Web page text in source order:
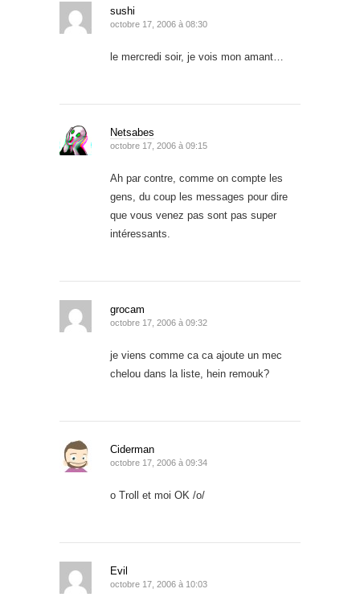
sushi
octobre 17, 2006 à 08:30
le mercredi soir, je vois mon amant…
Netsabes
octobre 17, 2006 à 09:15
Ah par contre, comme on compte les
gens, du coup les messages pour dire
que vous venez pas sont pas super
intéressants.
grocam
octobre 17, 2006 à 09:32
je viens comme ca ca ajoute un mec
chelou dans la liste, hein remouk?
Ciderman
octobre 17, 2006 à 09:34
o Troll et moi OK /o/
Evil
octobre 17, 2006 à 10:03